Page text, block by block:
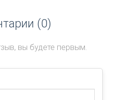
(0)
вы будете первым.